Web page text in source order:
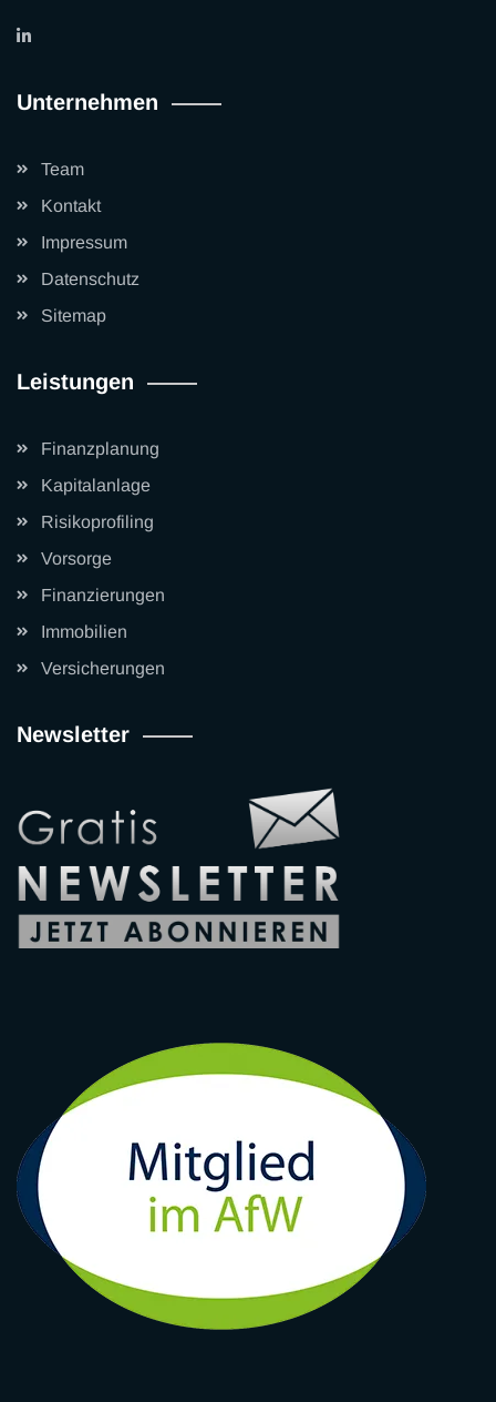
Unternehmen
Team
Kontakt
Impressum
Datenschutz
Sitemap
Leistungen
Finanzplanung
Kapitalanlage
Risikoprofiling
Vorsorge
Finanzierungen
Immobilien
Versicherungen
Newsletter